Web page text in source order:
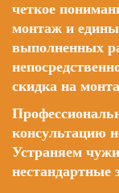
четкое
монтаж и
выполненных
скидка на
консультацию
Устраняем
нестандартные